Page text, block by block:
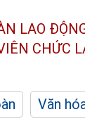
LAO
CHỨC
Văn